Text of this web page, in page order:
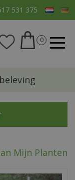
531 375
Mijn Planten